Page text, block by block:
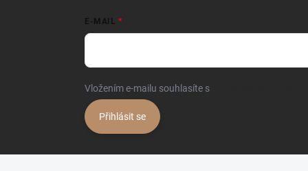
E-MAIL
Vložením e-mailu souhlasíte s
Přihlásit se